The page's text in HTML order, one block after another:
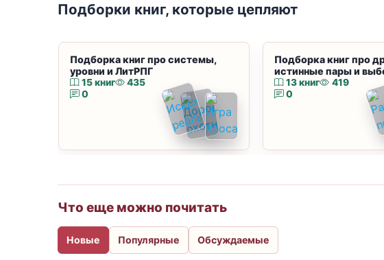
Подборки книг, которые цепляют
Подборка книг про системы,
уровни и ЛитРПГ
15 книг
435
0
Подборка книг про
истинные пары и
13 книг
419
0
Что еще можно почитать
Новые Популярные Обсуждаемые